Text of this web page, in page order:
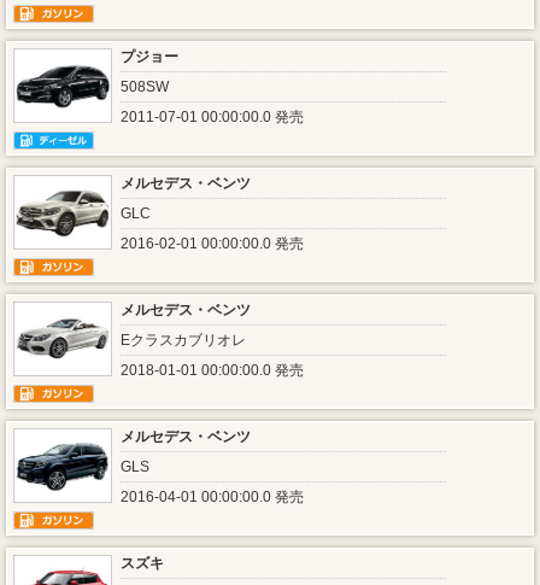
プジョー
508SW
2011-07-01 00:00:00.0 発売
メルセデス・ベンツ
GLC
2016-02-01 00:00:00.0 発売
メルセデス・ベンツ
Eクラスカブリオレ
2018-01-01 00:00:00.0 発売
メルセデス・ベンツ
GLS
2016-04-01 00:00:00.0 発売
スズキ